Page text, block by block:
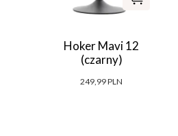
Hoker Mavi 12
(czarny)
249,99 PLN